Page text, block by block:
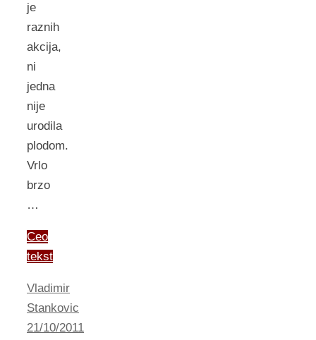
je
raznih
akcija,
ni
jedna
nije
urodila
plodom.
Vrlo
brzo
…
Ceo
tekst
Vladimir
Stankovic
21/10/2011